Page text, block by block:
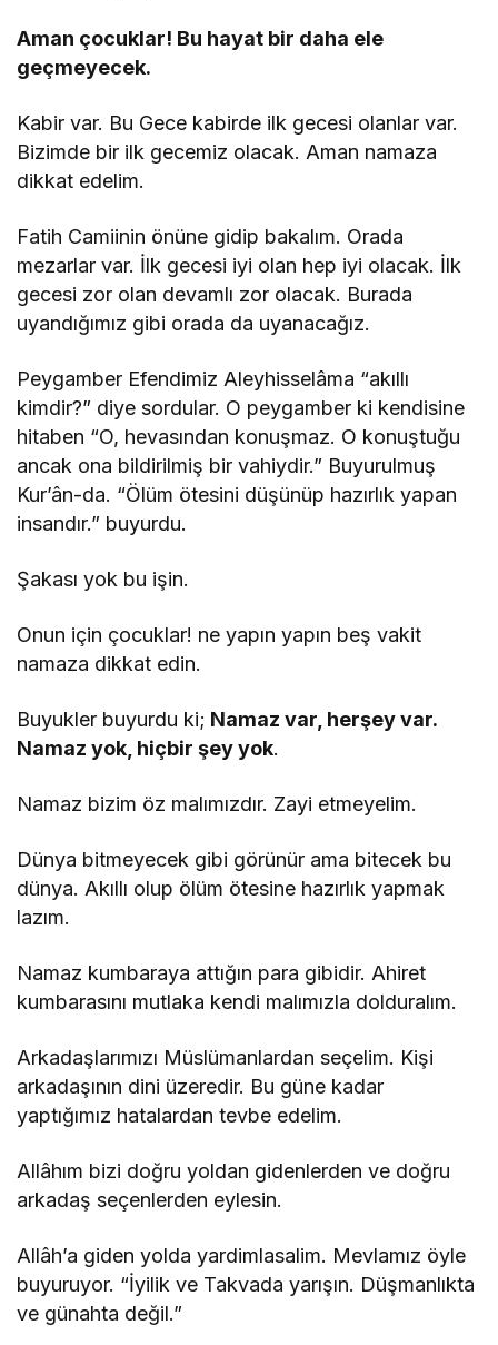
Aman çocuklar! Bu hayat bir daha ele
geçmeyecek.
Kabir var. Bu Gece kabirde ilk gecesi olanlar var.
Bizimde bir ilk gecemiz olacak. Aman namaza
dikkat edelim.
Fatih Camiinin önüne gidip bakalım. Orada
mezarlar var. İlk gecesi iyi olan hep iyi olacak. İlk
gecesi zor olan devamlı zor olacak. Burada
uyandığımız gibi orada da uyanacağız.
Peygamber Efendimiz Aleyhisselâma “akıllı
kimdir?” diye sordular. O peygamber ki kendisine
hitaben “O, hevasından konuşmaz. O konuştuğu
ancak ona bildirilmiş bir vahiydir.” Buyurulmuş
Kur’ân-da. “Ölüm ötesini düşünüp hazırlık yapan
insandır.” buyurdu.
Şakası yok bu işin.
Onun için çocuklar! ne yapın yapın beş vakit
namaza dikkat edin.
Buyukler buyurdu ki; Namaz var, herşey var.
Namaz yok, hiçbir şey yok.
Namaz bizim öz malımızdır. Zayi etmeyelim.
Dünya bitmeyecek gibi görünür ama bitecek bu
dünya. Akıllı olup ölüm ötesine hazırlık yapmak
lazım.
Namaz kumbaraya attığın para gibidir. Ahiret
kumbarasını mutlaka kendi malımızla dolduralım.
Arkadaşlarımızı Müslümanlardan seçelim. Kişi
arkadaşının dini üzeredir. Bu güne kadar
yaptığımız hatalardan tevbe edelim.
Allâhım bizi doğru yoldan gidenlerden ve doğru
arkadaş seçenlerden eylesin.
Allâh’a giden yolda yardimlasalim. Mevlamız öyle
buyuruyor. “İyilik ve Takvada yarışın. Düşmanlıkta
ve günahta değil.”